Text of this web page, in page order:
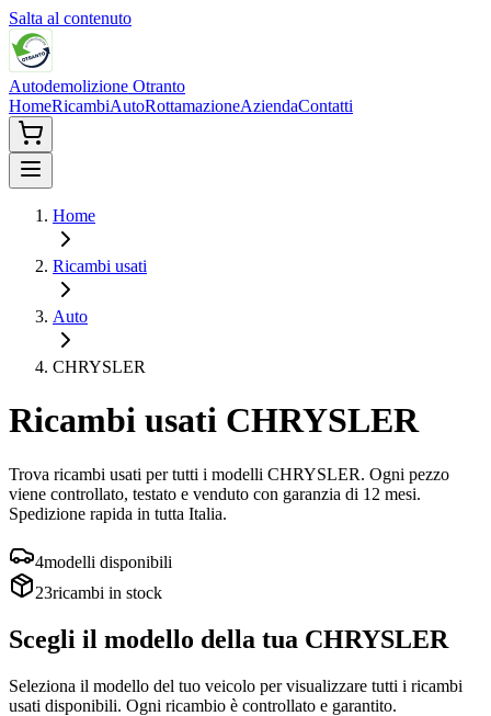
Salta al contenuto
Autodemolizione Otranto
HomeRicambiAutoRottamazioneAziendaContatti
Home
Ricambi usati
Auto
CHRYSLER
Ricambi usati CHRYSLER
Trova ricambi usati per tutti i modelli CHRYSLER. Ogni pezzo
viene controllato, testato e venduto con garanzia di 12 mesi.
Spedizione rapida in tutta Italia.
4modelli disponibili
23ricambi in stock
Scegli il modello della tua CHRYSLER
Seleziona il modello del tuo veicolo per visualizzare tutti i ricambi
usati disponibili. Ogni ricambio è controllato e garantito.